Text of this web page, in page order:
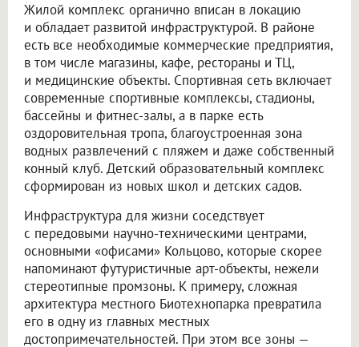
Жилой комплекс органично вписан в локацию
и обладает развитой инфраструктурой. В районе
есть все необходимые коммерческие предприятия,
в том числе магазины, кафе, рестораны и ТЦ,
и медицинские объекты. Спортивная сеть включает
современные спортивные комплексы, стадионы,
бассейны и фитнес-залы, а в парке есть
оздоровительная тропа, благоустроенная зона
водных развлечений с пляжем и даже собственный
конный клуб. Детский образовательный комплекс
сформирован из новых школ и детских садов.
Инфраструктура для жизни соседствует
с передовыми научно-техническими центрами,
основными «офисами» Кольцово, которые скорее
напоминают футуристичные арт-объекты, нежели
стереотипные промзоны. К примеру, сложная
архитектура местного Биотехнопарка превратила
его в одну из главных местных
достопримечательностей. При этом все зоны —